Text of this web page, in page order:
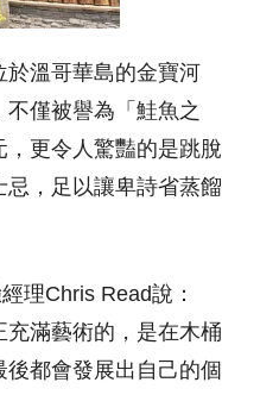
於溫哥華島的金寶河
僅被譽為「鮭魚之
更令人驚豔的是跳脫
忌，足以讓卑詩省蒸餾
理Chris Read說：
充滿藝術的，是在木桶
都會發展出自己的個